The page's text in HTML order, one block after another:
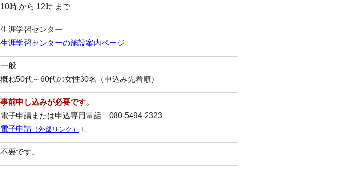
10時 から 12時 まで
生涯学習センター
生涯学習センターの施設案内ページ
一般
概ね50代～60代の女性30名（申込み先着順）
事前申し込みが必要です。
電子申請または申込専用電話 080-5494-2323
電子申請 （外部リンク）
不要です。